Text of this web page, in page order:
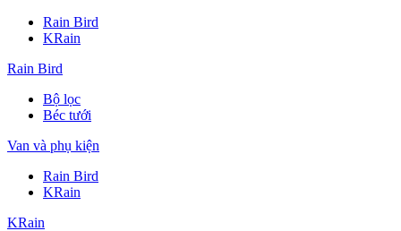
Rain Bird
KRain
Rain Bird
Bộ lọc
Béc tưới
Van và phụ kiện
Rain Bird
KRain
KRain